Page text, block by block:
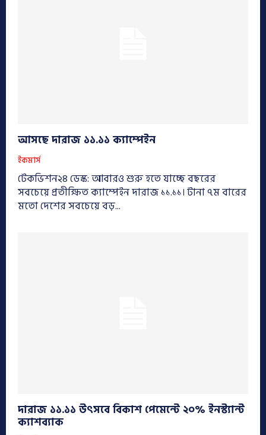
আসছে দারাজ ১১.১১ ক্যাম্পেইন
ইকমার্স
টেকভিশন২৪ ডেস্ক: আবারও শুরু হতে যাচ্ছে বছরের
সবচেয়ে প্রতীক্ষিত ক্যাম্পেইন দারাজ ১১.১১। টানা ৭ম বারের
মতো দেশের সবচেয়ে বড়...
দারাজ ১১.১১ উৎসবে বিকাশ পেমেন্টে ২০% ইনস্ট্যান্ট
ক্যাশব্যাক